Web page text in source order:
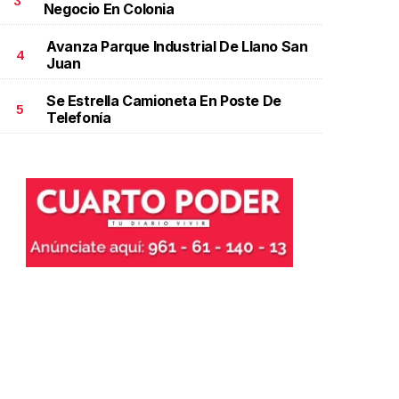
Negocio En Colonia
4
Avanza Parque Industrial De Llano San
Juan
5
Se Estrella Camioneta En Poste De
Telefonía